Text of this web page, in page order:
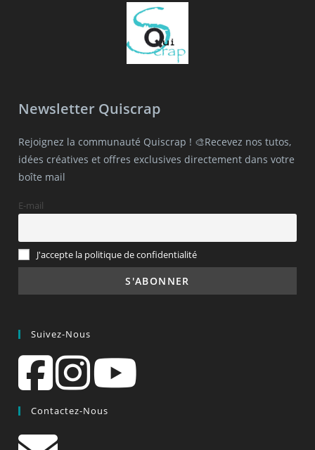
Newsletter Quiscrap
Rejoignez la communauté Quiscrap ! 🎨Recevez nos tutos,
idées créatives et offres exclusives directement dans votre
boîte mail
E-mail
J'accepte la politique de confidentialité
Suivez-Nous
Contactez-Nous